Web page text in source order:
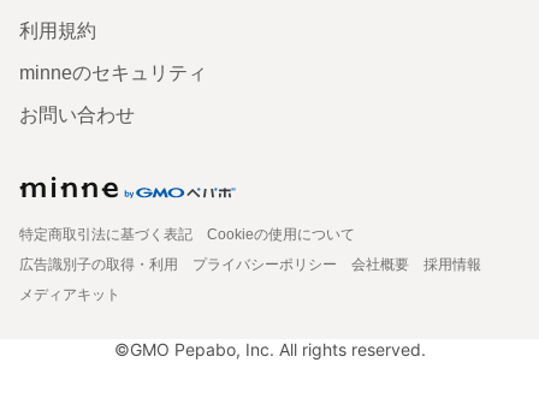
利用規約
minneのセキュリティ
お問い合わせ
特定商取引法に基づく表記
Cookieの使用について
広告識別子の取得・利用
プライバシーポリシー 会社概要
採用情報
メディアキット
©GMO Pepabo, Inc. All rights reserved.